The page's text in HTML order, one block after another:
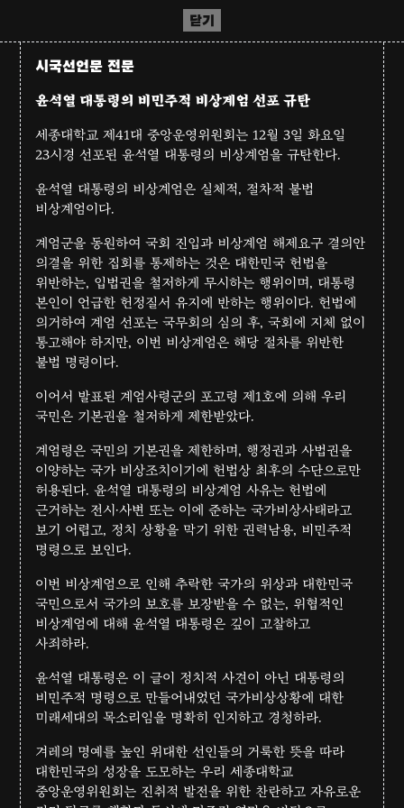
닫기
시국선언문 전문
윤석열 대통령의 비민주적 비상계엄 선포 규탄
세종대학교 제41대 중앙운영위원회는 12월 3일 화요일
23시경 선포된 윤석열 대통령의 비상계엄을 규탄한다.
윤석열 대통령의 비상계엄은 실체적, 절차적 불법
비상계엄이다.
계엄군을 동원하여 국회 진입과 비상계엄 해제요구 결의안
의결을 위한 집회를 통제하는 것은 대한민국 헌법을
위반하는, 입법권을 철저하게 무시하는 행위이며, 대통령
본인이 언급한 헌정질서 유지에 반하는 행위이다. 헌법에
의거하여 계엄 선포는 국무회의 심의 후, 국회에 지체 없이
통고해야 하지만, 이번 비상계엄은 해당 절차를 위반한
불법 명령이다.
이어서 발표된 계엄사령군의 포고령 제1호에 의해 우리
국민은 기본권을 철저하게 제한받았다.
계엄령은 국민의 기본권을 제한하며, 행정권과 사법권을
이양하는 국가 비상조치이기에 헌법상 최후의 수단으로만
허용된다. 윤석열 대통령의 비상계엄 사유는 헌법에
근거하는 전시·사변 또는 이에 준하는 국가비상사태라고
보기 어렵고, 정치 상황을 막기 위한 권력남용, 비민주적
명령으로 보인다.
이번 비상계엄으로 인해 추락한 국가의 위상과 대한민국
국민으로서 국가의 보호를 보장받을 수 없는, 위협적인
비상계엄에 대해 윤석열 대통령은 깊이 고찰하고
사죄하라.
윤석열 대통령은 이 글이 정치적 사견이 아닌 대통령의
비민주적 명령으로 만들어내었던 국가비상상황에 대한
미래세대의 목소리임을 명확히 인지하고 경청하라.
겨레의 명예를 높인 위대한 선인들의 거룩한 뜻을 따라
대한민국의 성장을 도모하는 우리 세종대학교
중앙운영위원회는 진취적 발전을 위한 찬란하고 자유로운